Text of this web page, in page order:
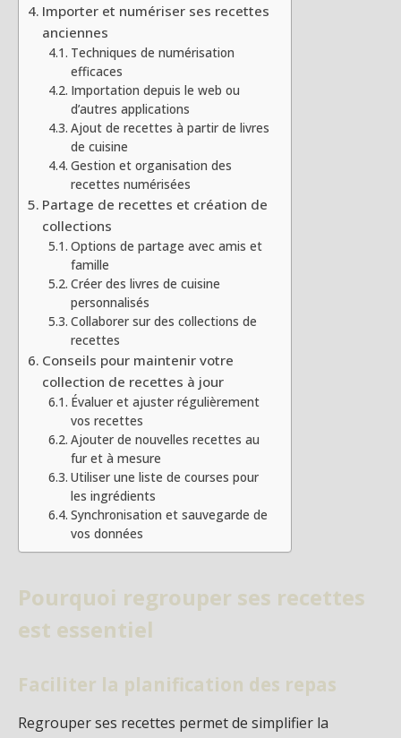
Importer et numériser ses recettes
anciennes
Techniques de numérisation
efficaces
Importation depuis le web ou
d’autres applications
Ajout de recettes à partir de livres
de cuisine
Gestion et organisation des
recettes numérisées
Partage de recettes et création de
collections
Options de partage avec amis et
famille
Créer des livres de cuisine
personnalisés
Collaborer sur des collections de
recettes
Conseils pour maintenir votre
collection de recettes à jour
Évaluer et ajuster régulièrement
vos recettes
Ajouter de nouvelles recettes au
fur et à mesure
Utiliser une liste de courses pour
les ingrédients
Synchronisation et sauvegarde de
vos données
Pourquoi regrouper ses recettes
est essentiel
Faciliter la planification des repas
Regrouper ses recettes permet de simplifier la